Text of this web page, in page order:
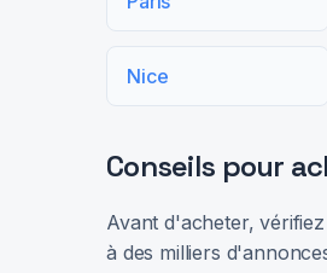
Nice
Conseils pour
Avant d'acheter,
à des milliers